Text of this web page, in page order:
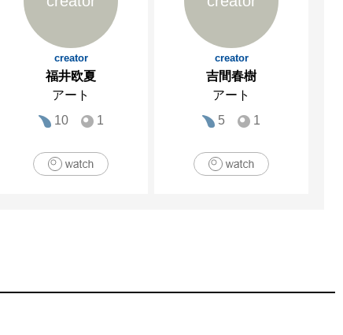
creator
福井欧夏
アート
10
1
creator
吉間春樹
アート
5
1